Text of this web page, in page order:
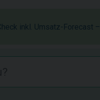
inkl. Umsatz-Forecast –